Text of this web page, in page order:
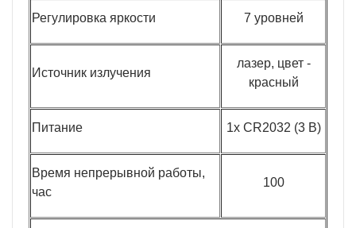
Регулировка яркости 7 уровней
Источник излучения
лазер, цвет -
красный
Питание 1x CR2032 (3 В)
Время непрерывной работы,
час
100